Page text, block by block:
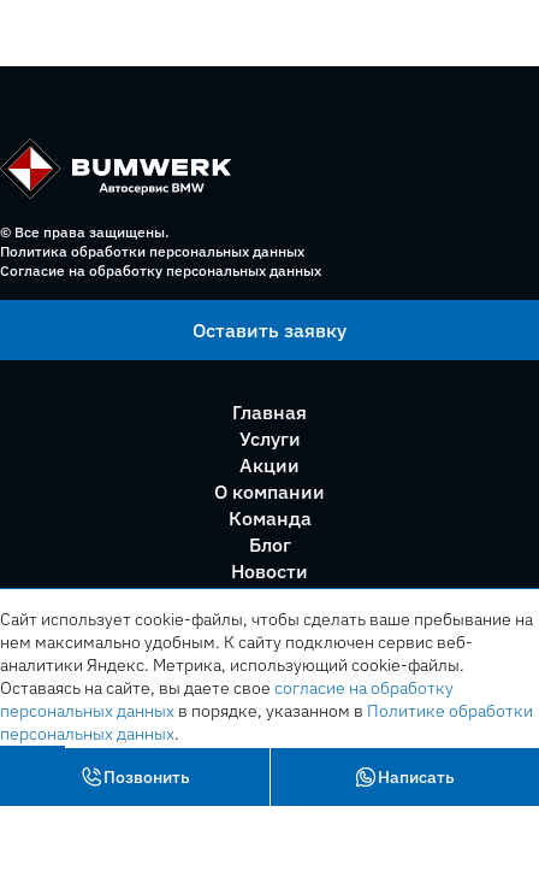
© Все права защищены.
Политика обработки персональных данных
Согласие на обработку персональных данных
Оставить заявку
Главная
Услуги
Акции
О компании
Команда
Блог
Новости
Позвонить Написать
Сайт использует cookie-файлы, чтобы сделать ваше пребывание на
нем максимально удобным. К cайту подключен сервис веб-
аналитики Яндекс. Метрика, использующий cookie-файлы.
Оставаясь на сайте, вы даете свое согласие на обработку
персональных данных в порядке, указанном в Политике обработки
персональных данных.